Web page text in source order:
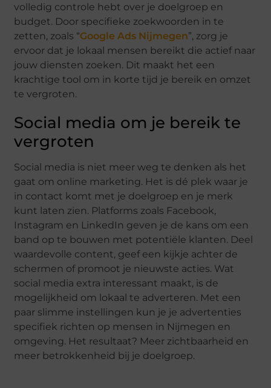
volledig controle hebt over je doelgroep en
budget. Door specifieke zoekwoorden in te
zetten, zoals “Google Ads Nijmegen”, zorg je
ervoor dat je lokaal mensen bereikt die actief naar
jouw diensten zoeken. Dit maakt het een
krachtige tool om in korte tijd je bereik en omzet
te vergroten.
Social media om je bereik te
vergroten
Social media is niet meer weg te denken als het
gaat om online marketing. Het is dé plek waar je
in contact komt met je doelgroep en je merk
kunt laten zien. Platforms zoals Facebook,
Instagram en LinkedIn geven je de kans om een
band op te bouwen met potentiële klanten. Deel
waardevolle content, geef een kijkje achter de
schermen of promoot je nieuwste acties. Wat
social media extra interessant maakt, is de
mogelijkheid om lokaal te adverteren. Met een
paar slimme instellingen kun je je advertenties
specifiek richten op mensen in Nijmegen en
omgeving. Het resultaat? Meer zichtbaarheid en
meer betrokkenheid bij je doelgroep.